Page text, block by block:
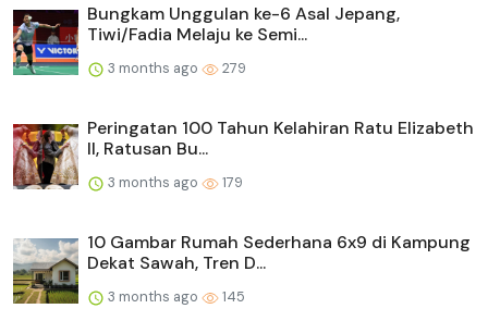
Bungkam Unggulan ke-6 Asal Jepang,
Tiwi/Fadia Melaju ke Semi...
3 months ago 279
Peringatan 100 Tahun Kelahiran Ratu Elizabeth
II, Ratusan Bu...
3 months ago 179
10 Gambar Rumah Sederhana 6x9 di Kampung
Dekat Sawah, Tren D...
3 months ago 145